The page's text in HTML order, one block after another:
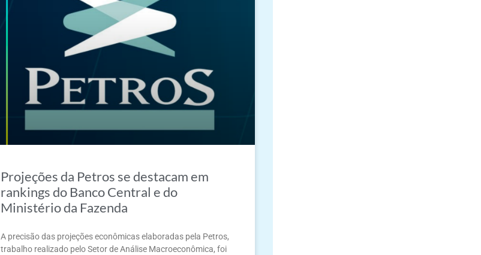
Projeções da Petros se destacam em
rankings do Banco Central e do
Ministério da Fazenda
A precisão das projeções econômicas elaboradas pela Petros,
trabalho realizado pelo Setor de Análise Macroeconômica, foi